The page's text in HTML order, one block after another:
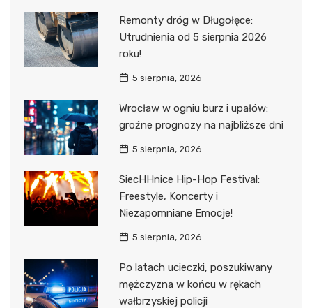
Remonty dróg w Długołęce:
Utrudnienia od 5 sierpnia 2026
roku!
5 sierpnia, 2026
Wrocław w ogniu burz i upałów:
groźne prognozy na najbliższe dni
5 sierpnia, 2026
SiecHHnice Hip-Hop Festival:
Freestyle, Koncerty i
Niezapomniane Emocje!
5 sierpnia, 2026
Po latach ucieczki, poszukiwany
mężczyzna w końcu w rękach
wałbrzyskiej policji